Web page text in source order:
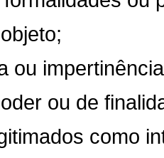
ou
ou de
como